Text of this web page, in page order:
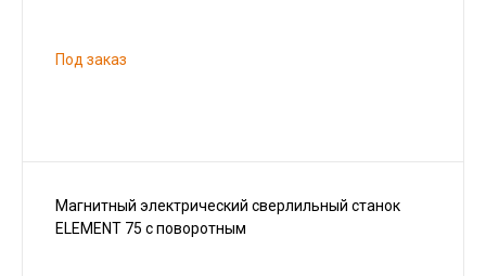
Под заказ
Магнитный электрический сверлильный станок
ELEMENT 75 с поворотным